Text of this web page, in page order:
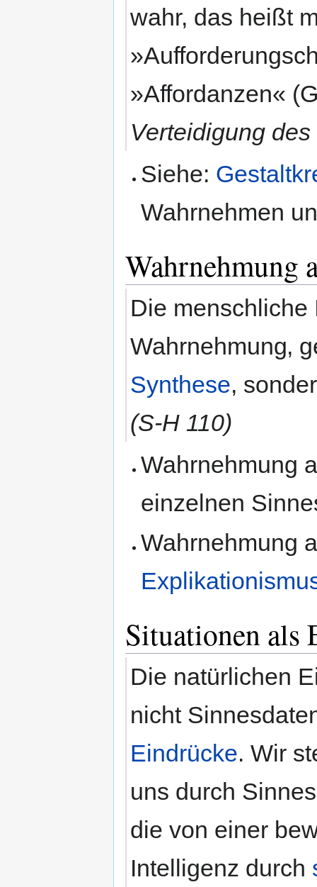
wahr, das heißt
»Affordanzen«
Verteidigung
Siehe:
Wahrnehmen
Wahrnehmung
Die menschliche
Wahrnehmung‚
Synthese,
(S-H 110)
Wahrnehmung
einzelnen
Wahrnehmung
Situationen als
Die natürlichen
nicht
Eindrücke. Wir
uns durch
die von einer
Intelligenz durch